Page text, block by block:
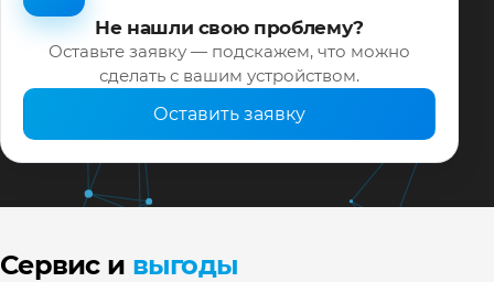
Не нашли свою проблему?
Оставьте заявку — подскажем, что можно
сделать с вашим устройством.
Оставить заявку
Сервис и выгоды